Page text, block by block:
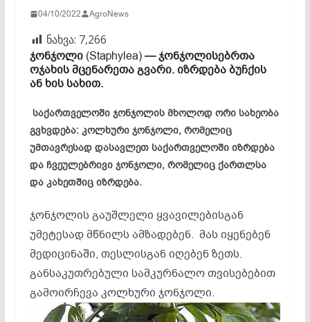
04/10/2022 AgroNews
ნახვა: 7,266
ჯონჯოლი (Staphylea)— ჯონჯოლისებრთა
ოჯახის მცენარეთა გვარი. იზრდება ბუჩქის
ან ხის სახით.
საქართველოში ჯონჯოლის მხოლოდ ორი სახეობა
გვხვდება: კოლხური ჯონჯოლი, რომელიც
უმთავრესად დასავლეთ საქართველოში იზრდება
და ჩვეულებრივი ჯონჯოლი, რომელიც ქართლსა
და კახეთშიც იზრდება.
ჯონჯოლის გაუშლელი ყვავილებისგან
უმეტესად მწნილს ამზადებენ. მას იყენებენ
მედიცინაში, თესლისგან იღებენ ზეთს.
განსაკუთრებული სამკურნალო თვისებებით
გამოირჩევა კოლხური ჯონჯოლი.